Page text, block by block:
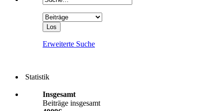
Erweiterte Suche
Statistik
Insgesamt
Beiträge insgesamt